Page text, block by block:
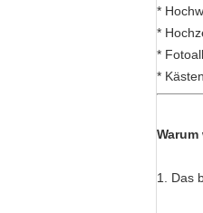
*
*
*
*
1. Das